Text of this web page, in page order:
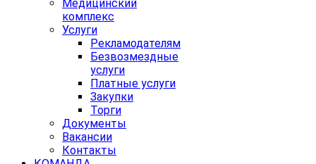
Медицинский
комплекс
Услуги
Рекламодателям
Безвозмездные
услуги
Платные услуги
Закупки
Торги
Документы
Вакансии
Контакты